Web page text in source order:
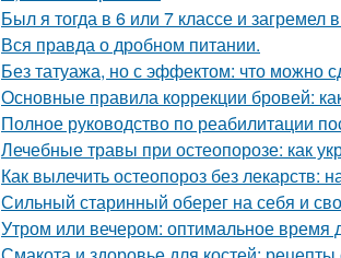
Был я тогда в 6 или 7 классе и
Вся правда о дробном питании.
Без татуажа, но с эффектом: что можно
Основные правила коррекции бровей:
Полное руководство по реабилитации
Лечебные травы при остеопорозе: как
Как вылечить остеопороз без лекарств:
Сильный старинный оберег на себя и
Утром или вечером: оптимальное время